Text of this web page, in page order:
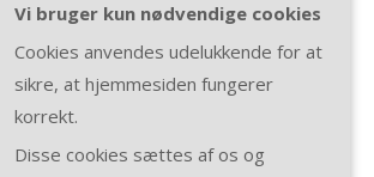
Vi bruger kun nødvendige cookies
Cookies anvendes udelukkende for at
sikre, at hjemmesiden fungerer
korrekt.
Disse cookies sættes af os og